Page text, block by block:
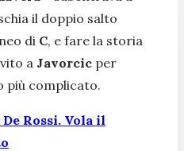
il doppio salto
di C, e fare la storia
a Javorcic per
più complicato.
Rossi. Vola il